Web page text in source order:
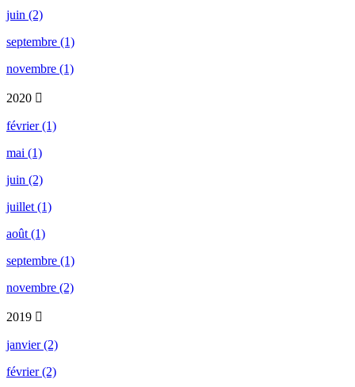
juin (2)
septembre (1)
novembre (1)
2020
février (1)
mai (1)
juin (2)
juillet (1)
août (1)
septembre (1)
novembre (2)
2019
janvier (2)
février (2)